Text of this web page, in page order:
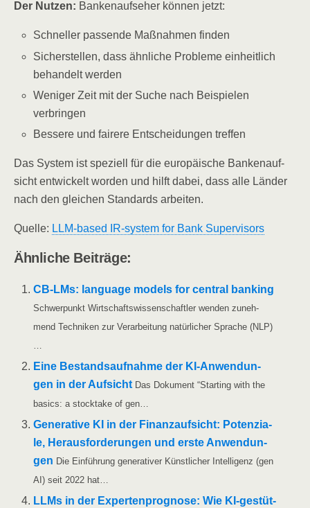
Der Nut­zen: Ban­ken­auf­se­her kön­nen jetzt:
Schnel­ler pas­sen­de Maß­nah­men finden
Sicher­stel­len, dass ähn­li­che Pro­ble­me ein­heit­lich
behan­delt werden
Weni­ger Zeit mit der Suche nach Bei­spie­len
verbringen
Bes­se­re und fai­re­re Ent­schei­dun­gen treffen
Das Sys­tem ist spe­zi­ell für die euro­päi­sche Ban­ken­auf­
sicht ent­wi­ckelt wor­den und hilft dabei, dass alle Län­der
nach den glei­chen Stan­dards arbeiten.
Quel­le: LLM-based IR-sys­tem for Bank Supervisors
Ähn­li­che Beiträge:
CB-LMs: lan­guage models for cen­tral ban­king
Schwer­punkt Wirt­schafts­wis­sen­schaft­ler wen­den zuneh­
mend Tech­ni­ken zur Ver­ar­bei­tung natür­li­cher Spra­che (NLP)
Eine Bestands­auf­nah­me der KI-Anwen­­dun­­
gen in der Auf­sicht Das Doku­ment “Start­ing with the
basics: a stock­ta­ke of gen…
Gene­ra­ti­ve KI in der Finanz­auf­sicht: Poten­zia­
le, Her­aus­for­de­run­gen und ers­te Anwen­dun­
gen Die Ein­füh­rung gene­ra­ti­ver Künst­li­cher Intel­li­genz (gen
AI) seit 2022 hat…
LLMs in der Exper­ten­pro­gno­se: Wie KI-gestüt­